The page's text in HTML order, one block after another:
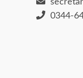
0344-